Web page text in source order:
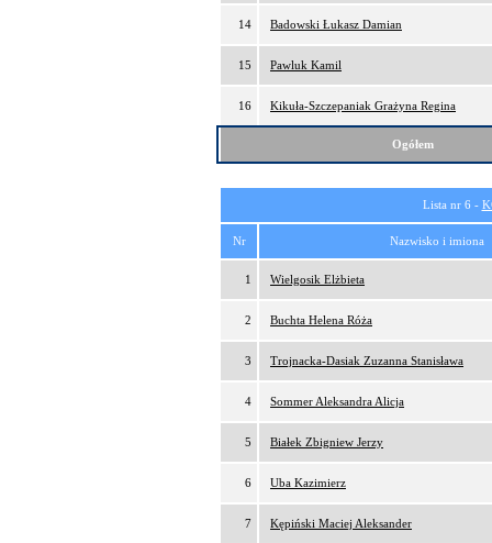
14 Badowski Łukasz Damian
15 Pawluk Kamil
16 Kikuła-Szczepaniak Grażyna Regina
Ogółem
Lista nr 6 -
Nr Nazwisko i imiona
1 Wielgosik Elżbieta
2 Buchta Helena Róża
3 Trojnacka-Dasiak Zuzanna Stanisława
4 Sommer Aleksandra Alicja
5 Białek Zbigniew Jerzy
6 Uba Kazimierz
7 Kępiński Maciej Aleksander